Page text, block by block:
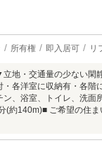
所有権 即入居可 リ
地・交通量の少ない
・各洋室に収納有・各
ン、浴室、トイレ、洗
(約140m)■ ご希望の